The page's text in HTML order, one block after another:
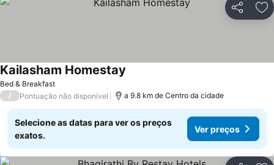
Partilhar
Bed & Breakfast
Kailasham Homestay
/ Pontuação não disponível a 9.8 km de Centro da cidade
Selecione as datas para ver os preços
exatos.
Ver preços